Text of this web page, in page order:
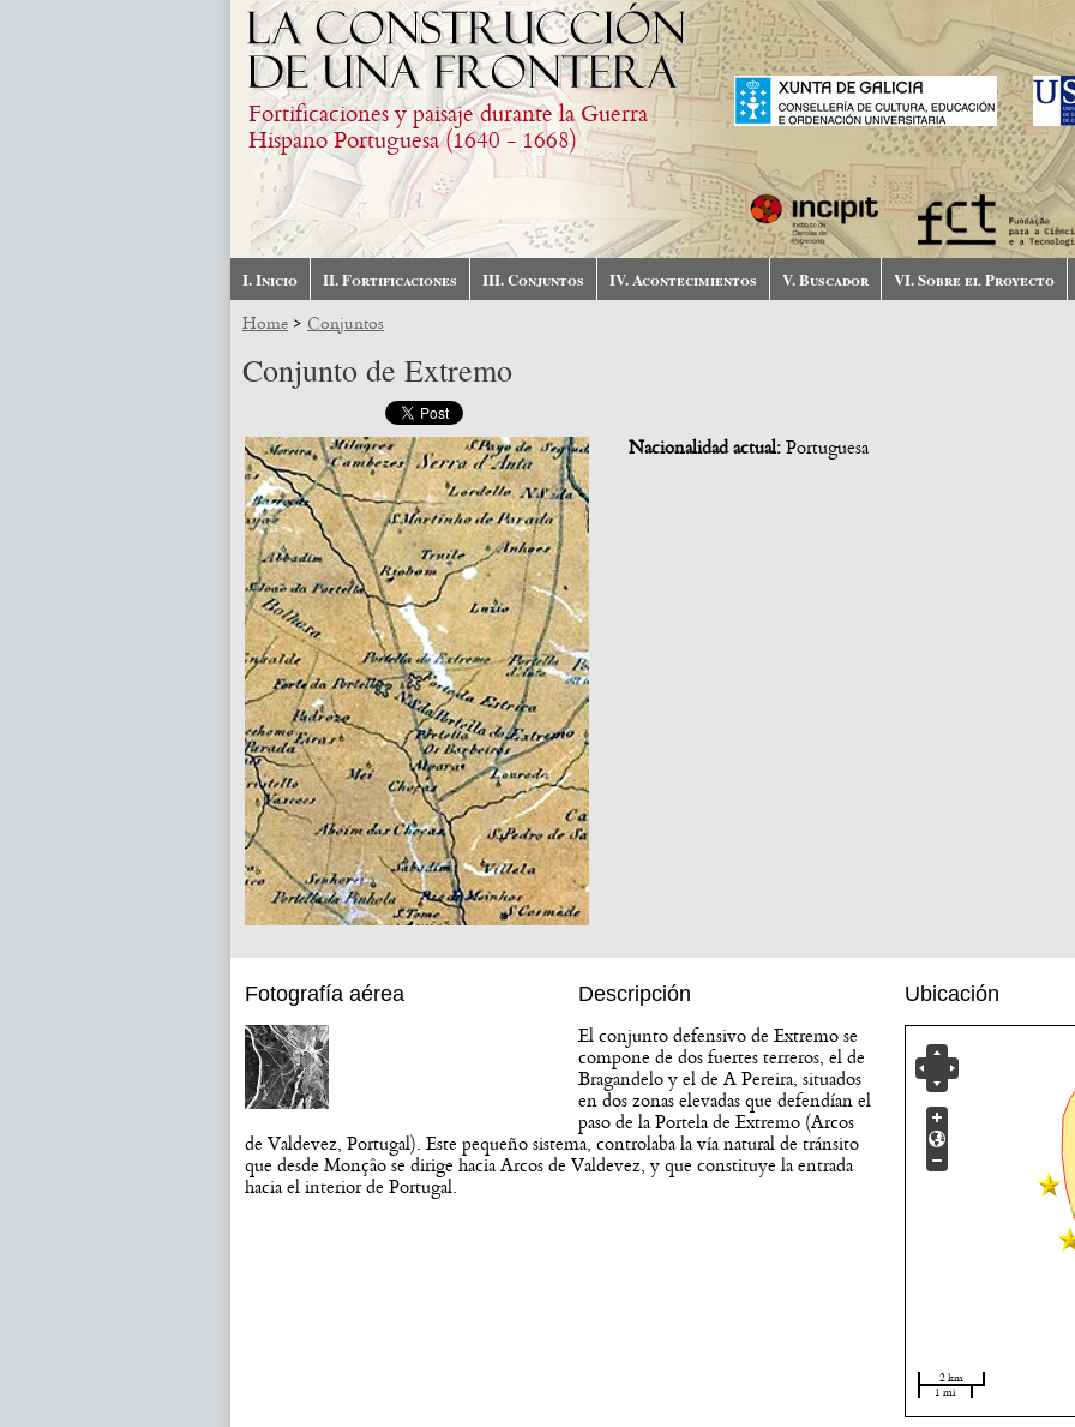
Fortificaciones y paisaje durante la Guerra
Hispano Portuguesa (1640 - 1668)
I. Inicio II. Fortificaciones III. Conjuntos IV. Acontecimientos V. Buscador VI. Sobre el Proyecto
Home > Conjuntos
Conjunto de Extremo
Nacionalidad actual: Portuguesa
Fotografía aérea
Descripción
El conjunto defensivo de Extremo se
compone de dos fuertes terreros, el de
Bragandelo y el de A Pereira, situados
en dos zonas elevadas que defendían el
paso de la Portela de Extremo (Arcos
de Valdevez, Portugal). Este pequeño sistema, controlaba la vía natural de tránsito
que desde Monçâo se dirige hacia Arcos de Valdevez, y que constituye la entrada
hacia el interior de Portugal.
Ubicación
2 km
1 mi